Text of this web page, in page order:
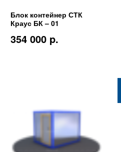
Блок контейнер СТК
Краус БК – 01
354 000 p.